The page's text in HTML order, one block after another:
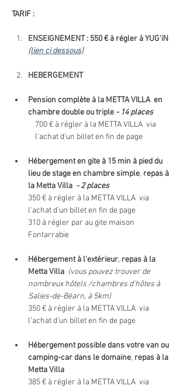
TARIF :
ENSEIGNEMENT : 550 € à régler à YUG'iN
(lien ci dessous)
HEBERGEMENT
Pension complète à la METTA VILLA  en
chambre double ou triple - 14 places
700 € à régler à la METTA VILLA  via
l'achat d'un billet en fin de page
Hébergement en gite à 15 min à pied du
lieu de stage en chambre simple, repas à
la Metta Villa - 2 places
350 € à régler à la METTA VILLA  via
l'achat d'un billet en fin de page
310 à régler par au gite maison
Fontarrabie
Hébergement à l'extérieur, repas à la
Metta Villa (vous pouvez trouver de
nombreux hôtels /chambres d'hôtes à
Salies-de-Béarn, à 5km)
350 € à régler à la METTA VILLA  via
l'achat d'un billet en fin de page
Hébergement possible dans votre van ou
camping-car dans le domaine, repas à la
Metta Villa
385 € à régler à la METTA VILLA  via